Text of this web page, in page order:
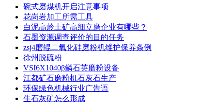
碗式磨煤机开启注意事项
花岗岩加工所需工具
白泥高岭土矿高细立磨企业有哪些？
石墨资源调查评价的目的任务
zsj4磨辊二氧化硅磨粉机维护保养条例
徐州脱硫粉
VSI6X1040β鳞石英磨粉设备
江都矿石磨粉机石灰石生产
环保绿色机械行业广告语
生石灰矿怎么形成